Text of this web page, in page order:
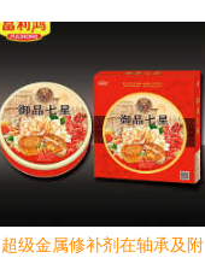
超级金属修补剂在轴承及附